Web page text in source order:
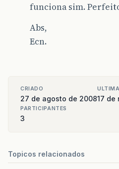
funciona sim.
Abs,
Ecn.
CRIADO
27 de agosto de 200817 de
PARTICIPANTES
3
Topicos relacionados